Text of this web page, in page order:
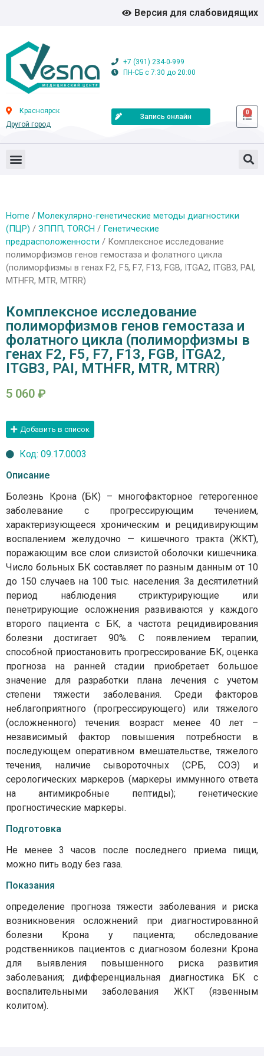
Версия для слабовидящих
+7 (391) 234-0-999
ПН-СБ с 7:30 до 20:00
Красноярск
Другой город
Запись онлайн
0
Home / Молекулярно-генетические методы диагностики
(ПЦР) / ЗППП, TORCH / Генетические
предрасположенности / Комплексное исследование
полиморфизмов генов гемостаза и фолатного цикла
(полиморфизмы в генах F2, F5, F7, F13, FGB, ITGA2, ITGB3, PAI,
MTHFR, MTR, MTRR)
Комплексное исследование
полиморфизмов генов гемостаза и
фолатного цикла (полиморфизмы в
генах F2, F5, F7, F13, FGB, ITGA2,
ITGB3, PAI, MTHFR, MTR, MTRR)
5 060 ₽
Добавить в список
Код: 09.17.0003
Описание
Болезнь Крона (БК) – многофакторное гетерогенное
заболевание с прогрессирующим течением,
характеризующееся хроническим и рецидивирующим
воспалением желудочно — кишечного тракта (ЖКТ),
поражающим все слои слизистой оболочки кишечника.
Число больных БК составляет по разным данным от 10
до 150 случаев на 100 тыс. населения. За десятилетний
период наблюдения стриктурирующие или
пенетрирующие осложнения развиваются у каждого
второго пациента с БК, а частота рецидивирования
болезни достигает 90%. С появлением терапии,
способной приостановить прогрессирование БК, оценка
прогноза на ранней стадии приобретает большое
значение для разработки плана лечения с учетом
степени тяжести заболевания. Среди факторов
неблагоприятного (прогрессирующего) или тяжелого
(осложненного) течения: возраст менее 40 лет –
независимый фактор повышения потребности в
последующем оперативном вмешательстве, тяжелого
течения, наличие сывороточных (СРБ, СОЭ) и
серологических маркеров (маркеры иммунного ответа
на антимикробные пептиды); генетические
прогностические маркеры.
Подготовка
Не менее 3 часов после последнего приема пищи,
можно пить воду без газа.
Показания
определение прогноза тяжести заболевания и риска
возникновения осложнений при диагностированной
болезни Крона у пациента; обследование
родственников пациентов с диагнозом болезни Крона
для выявления повышенного риска развития
заболевания; дифференциальная диагностика БК с
воспалительными заболевания ЖКТ (язвенным
колитом).